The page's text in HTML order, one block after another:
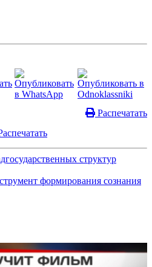
Распечатать
структур
формирования сознания